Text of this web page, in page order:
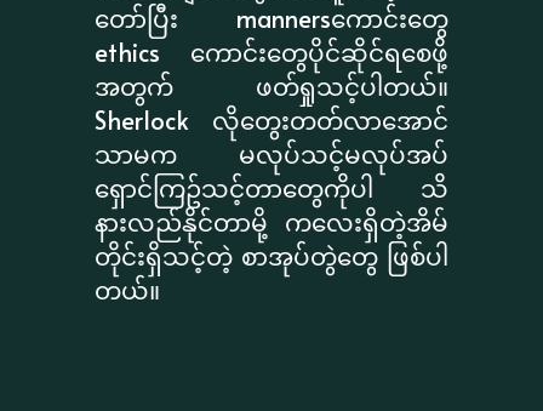
တော်ပြီး mannersကောင်းတွေ
ethics ကောင်းတွေပိုင်ဆိုင်ရစေဖို့
အတွက် ဖတ်ရှုသင့်ပါတယ်။
Sherlock လိုတွေးတတ်လာအောင်
သာမက မလုပ်သင့်မလုပ်အပ်
ရှောင်ကြဥ်သင့်တာတွေကိုပါ သိ
နားလည်နိုင်တာမို့ ကလေးရှိတဲ့အိမ်
တိုင်းရှိသင့်တဲ့ စာအုပ်တွဲတွေ ဖြစ်ပါ
တယ်။